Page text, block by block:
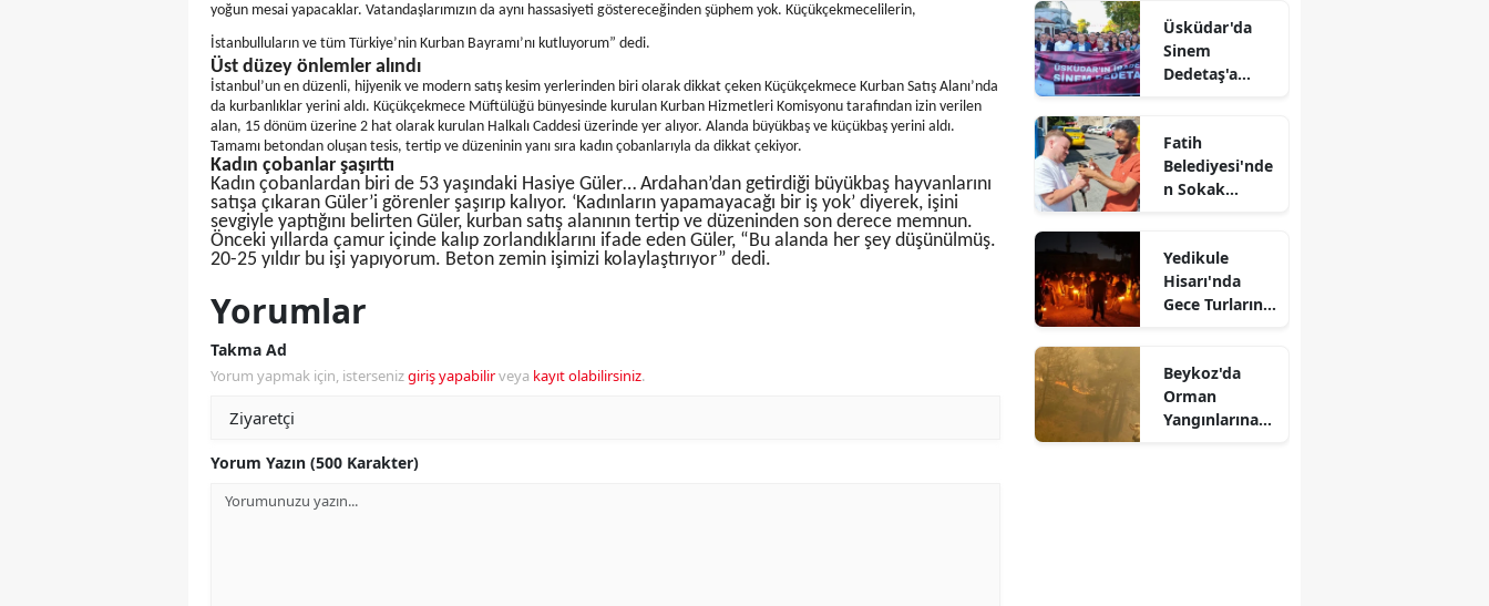
yoğun mesai yapacaklar. Vatandaşlarımızın da aynı hassasiyeti göstereceğinden şüphem yok. Küçükçekmecelilerin,
İstanbulluların ve tüm Türkiye’nin Kurban Bayramı’nı kutluyorum” dedi.
Üst düzey önlemler alındı
İstanbul’un en düzenli, hijyenik ve modern satış kesim yerlerinden biri olarak dikkat çeken Küçükçekmece Kurban Satış Alanı’nda
da kurbanlıklar yerini aldı. Küçükçekmece Müftülüğü bünyesinde kurulan Kurban Hizmetleri Komisyonu tarafından izin verilen
alan, 15 dönüm üzerine 2 hat olarak kurulan Halkalı Caddesi üzerinde yer alıyor. Alanda büyükbaş ve küçükbaş yerini aldı.
Tamamı betondan oluşan tesis, tertip ve düzeninin yanı sıra kadın çobanlarıyla da dikkat çekiyor.
Kadın çobanlar şaşırttı
Kadın çobanlardan biri de 53 yaşındaki Hasiye Güler… Ardahan’dan getirdiği büyükbaş hayvanlarını
satışa çıkaran Güler’i görenler şaşırıp kalıyor. ‘Kadınların yapamayacağı bir iş yok’ diyerek, işini
sevgiyle yaptığını belirten Güler, kurban satış alanının tertip ve düzeninden son derece memnun.
Önceki yıllarda çamur içinde kalıp zorlandıklarını ifade eden Güler, “Bu alanda her şey düşünülmüş.
20-25 yıldır bu işi yapıyorum. Beton zemin işimizi kolaylaştırıyor” dedi.
Yorumlar
Takma Ad
Yorum yapmak için, istersenizgiriş yapabilirveya kayıt olabilirsiniz.
Yorum Yazın (500 Karakter)
Araya Geldi
Üsküdar'da
Sinem
Dedetaş'a
Fatih
Belediyesi'nde
n Sokak
Modeli
Yedikule
Hisarı'nda
Gece Turlarına
Beykoz'da
Orman
Yangınlarına